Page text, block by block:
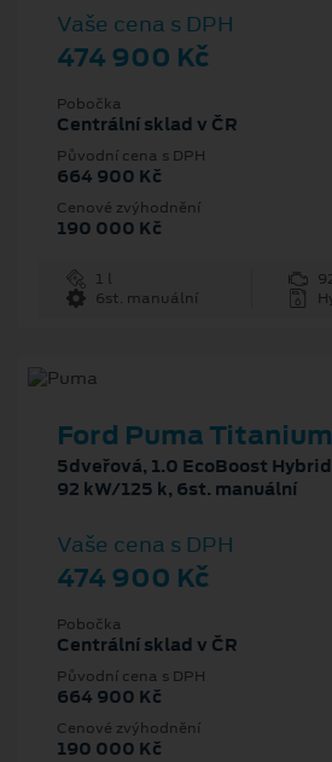
Vaše cena s DPH
474 900 Kč
Pobočka
Centrální sklad v ČR
Původní cena s DPH
664 900 Kč
Cenové zvýhodnění
190 000 Kč
1 l
6st. manuální
Ford Puma Titanium
5dveřová, 1.0 EcoBoost
92 kW/125 k, 6st. manuální
Vaše cena s DPH
474 900 Kč
Pobočka
Centrální sklad v ČR
Původní cena s DPH
664 900 Kč
Cenové zvýhodnění
190 000 Kč